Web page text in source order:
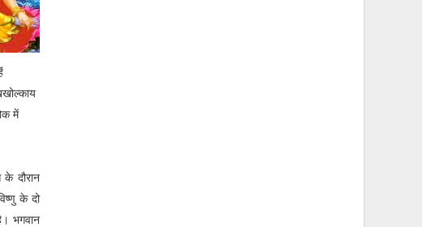
में
दौरान
के दो
भगवान